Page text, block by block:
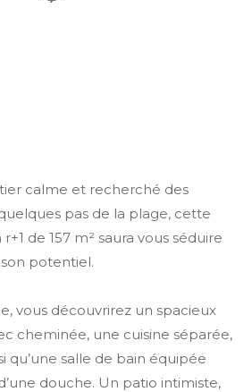
calme et recherché des
pas de la plage, cette
de 157 m² saura vous séduire
potentiel.
vous découvrirez un spacieux
cheminée, une cuisine séparée,
qu’une salle de bain équipée
douche. Un patio intimiste,